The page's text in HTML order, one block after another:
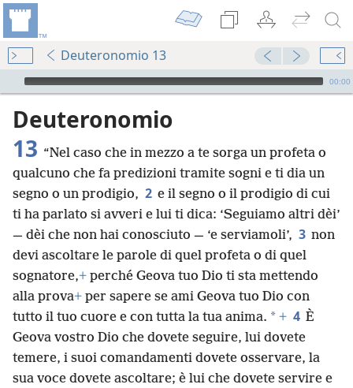
Deuteronomio 13
Audio Player
00:00
Deuteronomio
13 “Nel caso che in mezzo a te sorga un profeta o
qualcuno che fa predizioni tramite sogni e ti dia un
segno o un prodigio, 2 e il segno o il prodigio di cui
ti ha parlato si avveri e lui ti dica: ‘Seguiamo altri dèi’
— dèi che non hai conosciuto — ‘e serviamoli’, 3 non
devi ascoltare le parole di quel profeta o di quel
sognatore,+ perché Geova tuo Dio ti sta mettendo
alla prova+ per sapere se ami Geova tuo Dio con
tutto il tuo cuore e con tutta la tua anima. * + 4 È
Geova vostro Dio che dovete seguire, lui dovete
temere, i suoi comandamenti dovete osservare, la
sua voce dovete ascoltare; è lui che dovete servire e